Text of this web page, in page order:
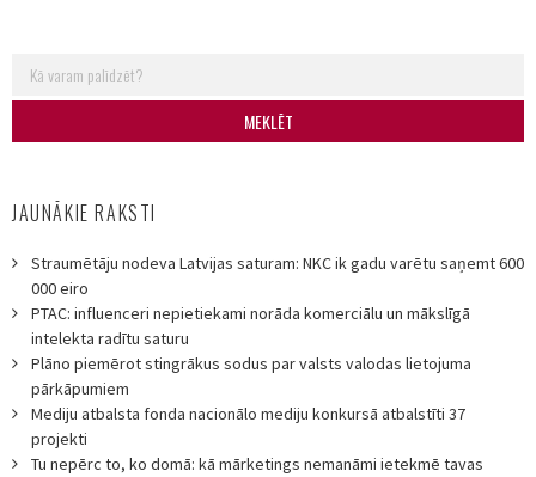
Search for:
JAUNĀKIE RAKSTI
Straumētāju nodeva Latvijas saturam: NKC ik gadu varētu saņemt 600
000 eiro
PTAC: influenceri nepietiekami norāda komerciālu un mākslīgā
intelekta radītu saturu
Plāno piemērot stingrākus sodus par valsts valodas lietojuma
pārkāpumiem
Mediju atbalsta fonda nacionālo mediju konkursā atbalstīti 37
projekti
Tu nepērc to, ko domā: kā mārketings nemanāmi ietekmē tavas